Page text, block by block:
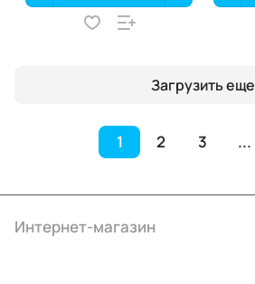
Загрузить еще
1 2 3 ...
Интернет-магазин